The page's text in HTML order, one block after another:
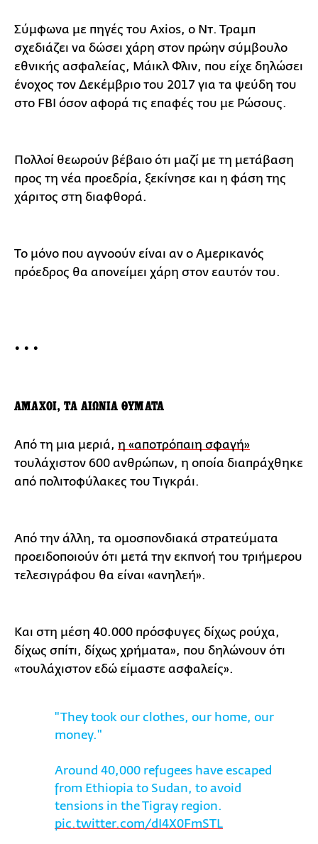
Σύμφωνα με πηγές του Axios, o Ντ. Τραμπ
σχεδιάζει να δώσει χάρη στον πρώην σύμβουλο
εθνικής ασφαλείας, Μάικλ Φλιν, που είχε δηλώσει
ένοχος τον Δεκέμβριο του 2017 για τα ψεύδη του
στο FBI όσον αφορά τις επαφές του με Ρώσους.
Πολλοί θεωρούν βέβαιο ότι μαζί με τη μετάβαση
προς τη νέα προεδρία, ξεκίνησε και η φάση της
χάριτος στη διαφθορά.
Το μόνο που αγνοούν είναι αν ο Αμερικανός
πρόεδρος θα απονείμει χάρη στον εαυτόν του.
• • •
ΑΜΑΧΟΙ, ΤΑ ΑΙΩΝΙΑ ΘΥΜΑΤΑ
Από τη μια μεριά, η «αποτρόπαιη σφαγή»
τουλάχιστον 600 ανθρώπων, η οποία διαπράχθηκε
από πολιτοφύλακες του Τιγκράι.
Από την άλλη, τα ομοσπονδιακά στρατεύματα
προειδοποιούν ότι μετά την εκπνοή του τριήμερου
τελεσιγράφου θα είναι «ανηλεή».
Και στη μέση 40.000 πρόσφυγες δίχως ρούχα,
δίχως σπίτι, δίχως χρήματα», που δηλώνουν ότι
«τουλάχιστον εδώ είμαστε ασφαλείς».
"They took our clothes, our home, our
money."
Around 40,000 refugees have escaped
from Ethiopia to Sudan, to avoid
tensions in the Tigray region.
pic.twitter.com/dI4X0FmSTL